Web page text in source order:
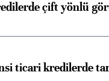
çift yönlü
ticari kredilerde